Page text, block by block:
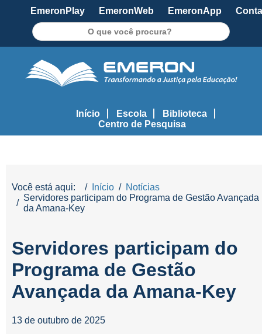
EmeronPlay EmeronWeb EmeronApp
Início Escola
Biblioteca
Centro de Pesquisa
Você está aqui: Início
Notícias
Servidores participam do Programa de Gestão Avançada
da Amana-Key
Servidores participam do
Programa de Gestão
Avançada da Amana-Key
13 de outubro de 2025